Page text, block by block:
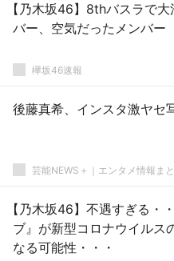
【乃木坂46】8thバスラで
バー、空気だったメンバー
欅坂46速報
後藤真希、インスタ激ヤセ
芸能NEWS＋｜エンタメ情報まと
【乃木坂46】不遇すぎる・
ブ』が新型コロナウイルス
なる可能性・・・